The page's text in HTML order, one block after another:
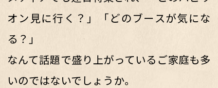
オン見に行く？」「どのブースが気にな
る？」
なんて話題で盛り上がっているご家庭も多
いのではないでしょうか。